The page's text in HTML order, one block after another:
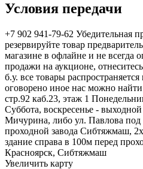
Условия передачи
+7 902 941-79-62 Убедительная
резервируйте товар
магазине в офлайне и не всегда
продажи на аукционе,
б.у. все товары
оговорено иное нас можно
стр.92 каб.23, этаж 1
Суббота, воскресенье -
Мичурина, либо ул. Павлова
проходной завода Сибтяжмаш,
здание справа в 100м перед
Красноярск, Сибтяжмаш
Увеличить карту